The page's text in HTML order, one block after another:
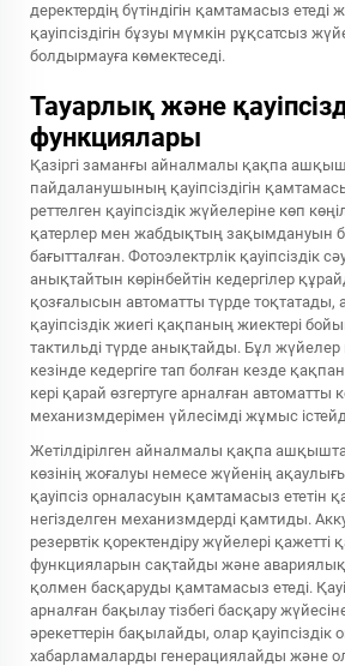
деректердің бүтіндігін қамтамасыз етеді
қауіпсіздігін бұзуы мүмкін рұқсатсыз
болдырмауға көмектеседі.
Тауарлық және
функциялары
Қазіргі заманғы айналмалы қақпа
пайдаланушының қауіпсіздігін
реттелген қауіпсіздік жүйелеріне көп
қатерлер мен жабдықтың зақымдануын
бағытталған. Фотоэлектрлік қауіпсіздік
анықтайтын көрінбейтін кедергілер
қозғалысын автоматты түрде тоқтатады,
қауіпсіздік жиегі қақпаның жиектері
тактильді түрде анықтайды. Бұл
кезінде кедергіге тап болған кезде
кері қарай өзгертуге арналған автоматты
механизмдерімен үйлесімді жұмыс
Жетілдірілген айналмалы қақпа
көзінің жоғалуы немесе жүйенің
қауіпсіз орналасуын қамтамасыз ететін
негізделген механизмдерді қамтиды.
резервтік қоректендіру жүйелері қажетті
функцияларын сақтайды және
қолмен басқаруды қамтамасыз етеді.
арналған бақылау тізбегі басқару
әрекеттерін бақылайды, олар қауіпсіздік
хабарламаларды генерациялайды және